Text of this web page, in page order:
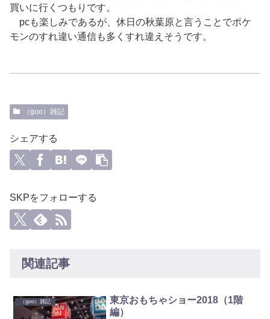
買いに行くつもりです。
pcも楽しみであるが、休日の秋葉原と言うことでポケ
モンのすれ違い通信も多くすれ違えそうです。
（goo）雑記
シェアする
SKPをフォローする
関連記事
（goo）雑記
東京おもちゃショー2018（1階
編）